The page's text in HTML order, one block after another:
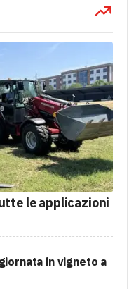
le applicazioni
in vigneto a